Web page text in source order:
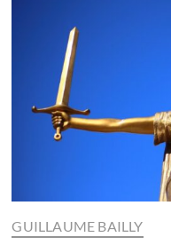
GUILLAUME BAILLY